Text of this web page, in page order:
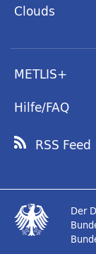
Clouds
METLIS+
Hilfe/FAQ
RSS Feed
Der